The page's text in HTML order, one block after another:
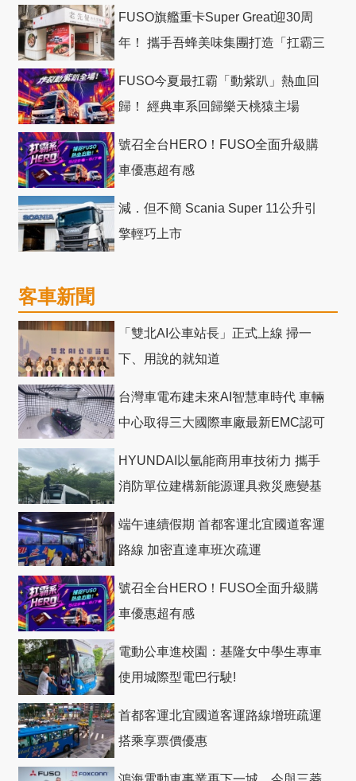
FUSO旗艦重卡Super Great迎30周
年！ 攜手吾蜂美味集團打造「扛霸三
FUSO今夏最扛霸「動紫趴」熱血回
歸！ 經典車系回歸樂天桃猿主場
號召全台HERO！FUSO全面升級購
車優惠超有感
減．但不簡 Scania Super 11公升引
擎輕巧上市
客車新聞
「雙北AI公車站長」正式上線 掃一
下、用說的就知道
台灣車電布建未來AI智慧車時代 車輛
中心取得三大國際車廠最新EMC認可
HYUNDAI以氫能商用車技術力 攜手
消防單位建構新能源運具救災應變基
端午連續假期 首都客運北宜國道客運
路線 加密直達車班次疏運
號召全台HERO！FUSO全面升級購
車優惠超有感
電動公車進校園：基隆女中學生專車
使用城際型電巴行駛!
首都客運北宜國道客運路線增班疏運
搭乘享票價優惠